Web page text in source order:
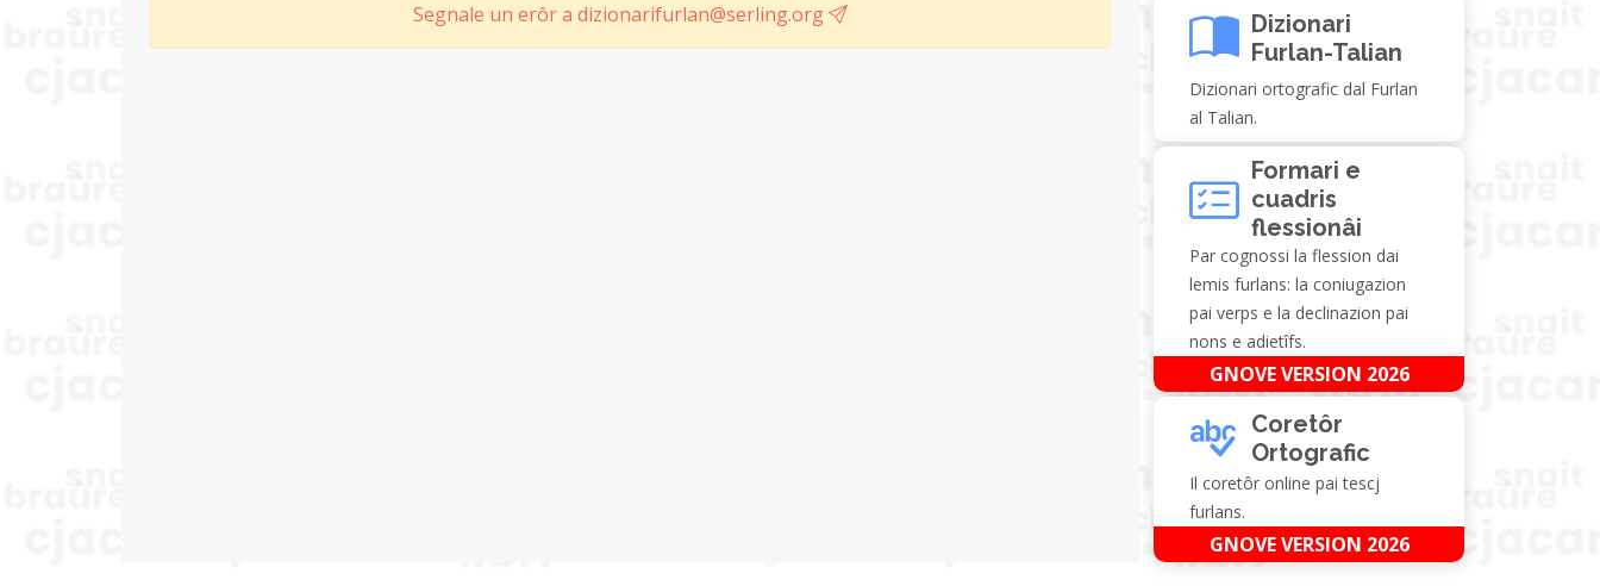
Segnale un erôr a dizionarifurlan@serling.org
Dizionari
Furlan-Talian
Dizionari ortografic dal Furlan
al Talian.
Formari e
cuadris
flessionâi
Par cognossi la flession dai
lemis furlans: la coniugazion
pai verps e la declinazion pai
nons e adietîfs.
GNOVE VERSION 2026
Coretôr
Ortografic
Il coretôr online pai tescj
furlans.
GNOVE VERSION 2026